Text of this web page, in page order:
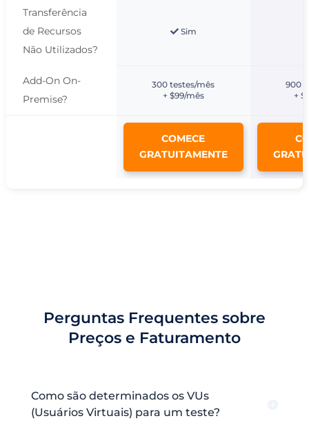
Transferência
de Recursos
Não Utilizados?
Sim
Add-On On-
Premise?
300 testes/mês
+ $99/mês
900
+
COMECE
GRATUITAMENTE
Perguntas Frequentes sobre
Preços e Faturamento
Como são determinados os VUs
(Usuários Virtuais) para um teste?